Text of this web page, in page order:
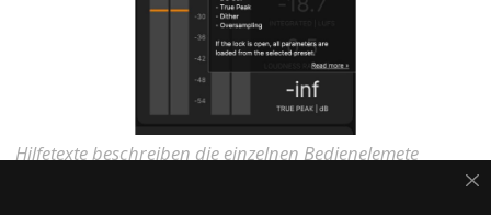
Hilfetexte beschreiben die einzelnen Bedienelemete